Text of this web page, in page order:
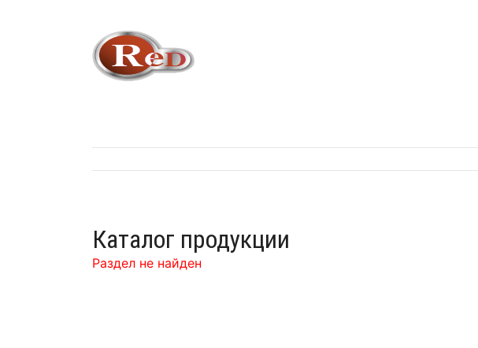
Каталог продукции
Раздел не найден